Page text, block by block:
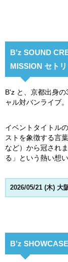
B’z SOUND
MISSION セトリ
B'z と、京都出身
ャル対バンライブ。
イベントタイトル
ストを象徴する言
など）から冠され
る」という熱い想
2026/05/21 (木) 大
B’z